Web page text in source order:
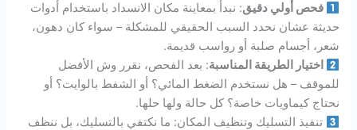
فحص أولي دقيق: نبدأ بمعاينة مكان الانسداد باستخدام أدوات
حديثة عشان نحدد السبب الحقيقي للمشكلة – سواء كان دهون،
شعر، أجسام صلبة أو رواسب قديمة.
اختيار الطريقة المناسبة: بعد الفحص، نقرر وش الأفضل
للموقف – هل نستخدم الضغط المائي؟ أو الشفط بالوايت؟ أو
نحتاج كيماويات خاصة؟ كل حالة ولها حلها.
تنفيذ التسليك وتنظيف المكان: ما نكتفي بالتسليك، بل ننظف